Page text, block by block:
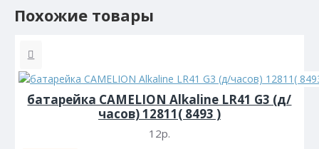
Похожие товары
батарейка CAMELION Alkaline LR41 G3 (д/
часов) 12811( 8493 )
12р.